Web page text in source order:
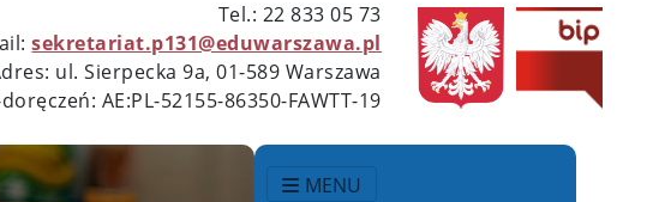
Tel.: 22 833 05 73
sekretariat.p131@eduwarszawa.pl
ul. Sierpecka 9a, 01-589 Warszawa
AE:PL-52155-86350-FAWTT-19
MENU